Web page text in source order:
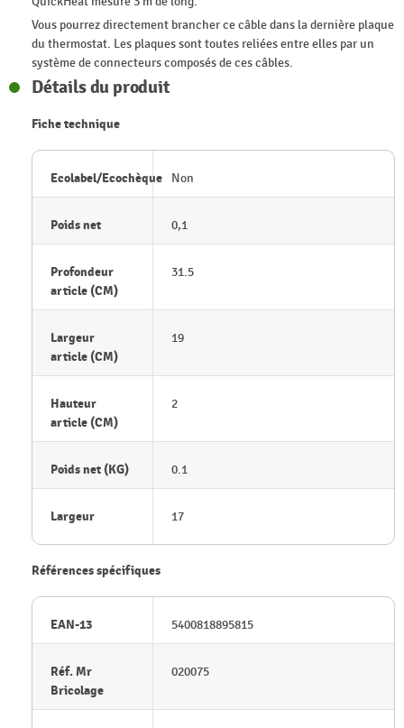
Vous pourrez directement brancher ce câble dans la dernière plaque
du thermostat. Les plaques sont toutes reliées entre elles par un
système de connecteurs composés de ces câbles.
Détails du produit
Fiche technique
Ecolabel/Ecochèque Non
Poids net 0,1
Profondeur
article (CM)
31.5
Largeur
article (CM)
19
Hauteur
article (CM)
2
Poids net (KG) 0.1
Largeur 17
Références spécifiques
EAN-13 5400818895815
Réf. Mr
Bricolage
020075